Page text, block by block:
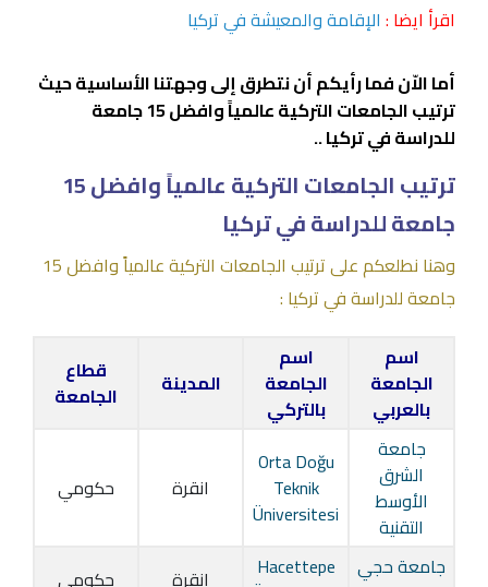
اقرأ ايضا : الإقامة والمعيشة في تركيا
أما الاّن فما رأيكم أن نتطرق إلى وجهتنا الأساسية حيث
ترتيب الجامعات التركية عالمياً وافضل 15 جامعة
للدراسة في تركيا ..
ترتيب الجامعات التركية عالمياً وافضل 15
جامعة للدراسة في تركيا
وهنا نطلعكم على ترتيب الجامعات التركية عالمياً وافضل 15
جامعة للدراسة في تركيا :
اسم
الجامعة
بالعربي
اسم
الجامعة
بالتركي
المدينة
قطاع
الجامعة
جامعة
الشرق
الأوسط
التقنية
Orta Doğu
Teknik
Üniversitesi
انقرة حكومي
جامعة حجي
Hacettepe
انقرة حكومي